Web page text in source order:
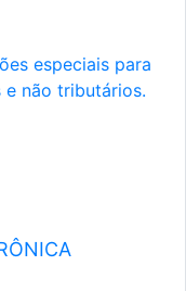
especiais para
não tributários.